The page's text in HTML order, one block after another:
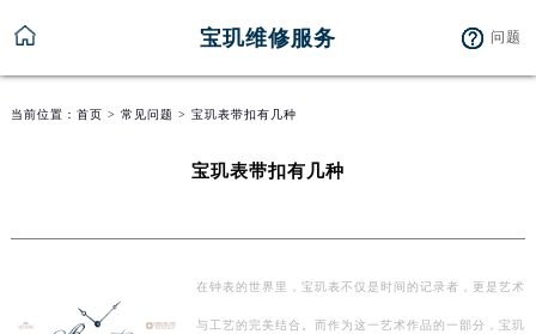
宝玑维修服务 问题
当前位置： 首页 > 常见问题 > 宝玑表带扣有几种
宝玑表带扣有几种
在钟表的世界里，宝玑表不仅是时间的记录者，更是艺术
与工艺的完美结合。而作为这一艺术作品的一部分，宝玑